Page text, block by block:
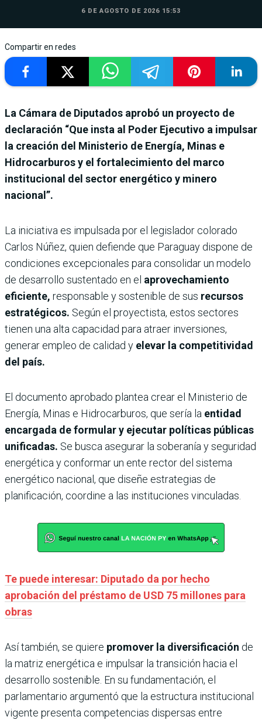
6 DE AGOSTO DE 2026 15:53
Compartir en redes
La Cámara de Diputados aprobó un proyecto de
declaración “Que insta al Poder Ejecutivo a impulsar
la creación del Ministerio de Energía, Minas e
Hidrocarburos y el fortalecimiento del marco
institucional del sector energético y minero
nacional”.
La iniciativa es impulsada por el legislador colorado
Carlos Núñez, quien defiende que Paraguay dispone de
condiciones excepcionales para consolidar un modelo
de desarrollo sustentado en el aprovechamiento
eficiente, responsable y sostenible de sus recursos
estratégicos. Según el proyectista, estos sectores
tienen una alta capacidad para atraer inversiones,
generar empleo de calidad y elevar la competitividad
del país.
El documento aprobado plantea crear el Ministerio de
Energía, Minas e Hidrocarburos, que sería la entidad
encargada de formular y ejecutar políticas públicas
unificadas. Se busca asegurar la soberanía y seguridad
energética y conformar un ente rector del sistema
energético nacional, que diseñe estrategias de
planificación, coordine a las instituciones vinculadas.
Te puede interesar: Diputado da por hecho
aprobación del préstamo de USD 75 millones para
obras
Así también, se quiere promover la diversificación de
la matriz energética e impulsar la transición hacia el
desarrollo sostenible. En su fundamentación, el
parlamentario argumentó que la estructura institucional
vigente presenta competencias dispersas entre